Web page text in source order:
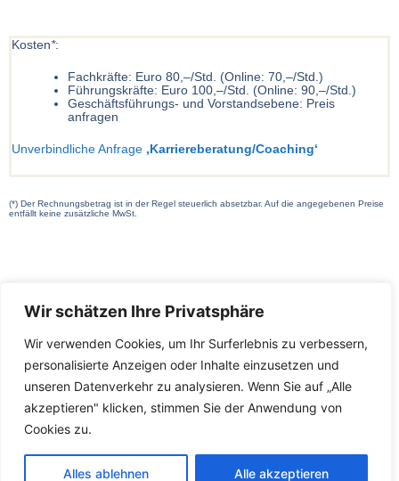
Wir schätzen Ihre Privatsphäre
Wir verwenden Cookies, um Ihr Surferlebnis zu verbessern,
personalisierte Anzeigen oder Inhalte einzusetzen und
unseren Datenverkehr zu analysieren. Wenn Sie auf „Alle
akzeptieren" klicken, stimmen Sie der Anwendung von
Cookies zu.
Alles ablehnen Alle akzeptieren
Kosten*:
Fachkräfte: Euro 80,–/Std. (Online: 70,–/Std.)
Führungskräfte: Euro 100,–/Std. (Online: 90,–/Std.)
Geschäftsführungs- und Vorstandsebene: Preis
anfragen
Unverbindliche Anfrage ‚Karriereberatung/Coaching‘
(*) Der Rechnungsbetrag ist in der Regel steuerlich absetzbar. Auf die angegebenen Preise
entfällt keine zusätzliche MwSt.
INFOS
Datenschutz
AGB
ANSCHRIFT
Glockengarten 13d
44803 Bochum